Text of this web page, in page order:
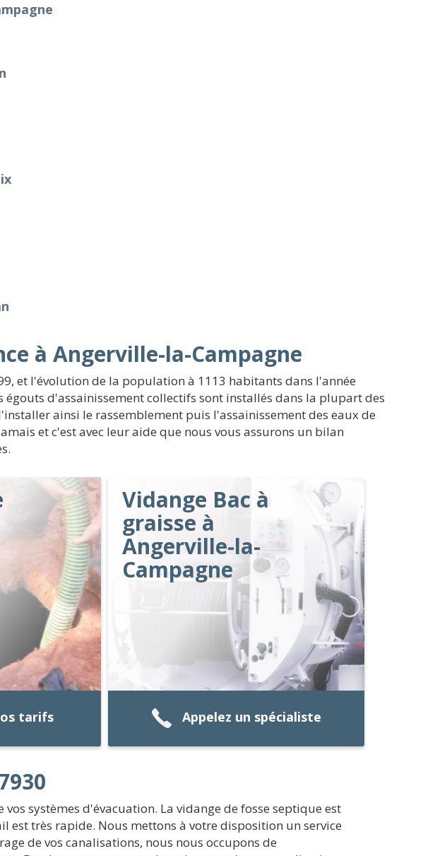
à Angerville-la-Campagne
et l'évolution de la population à 1113 habitants dans l'année
d'assainissement collectifs sont installés dans la plupart des
ainsi le rassemblement puis l'assainissement des eaux de
et c'est avec leur aide que nous vous assurons un bilan
tarifs
Vidange Bac à
graisse à
Angerville-la-
Campagne
Appelez un spécialiste
systèmes d'évacuation. La vidange de fosse septique est
très rapide. Nous mettons à votre disposition un service
de vos canalisations, nous nous occupons de